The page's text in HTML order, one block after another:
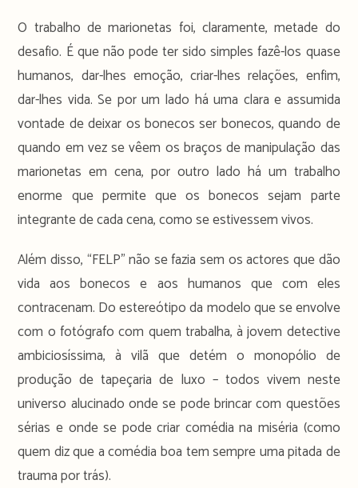
O trabalho de marionetas foi, claramente, metade do
desafio. É que não pode ter sido simples fazê-los quase
humanos, dar-lhes emoção, criar-lhes relações, enfim,
dar-lhes vida. Se por um lado há uma clara e assumida
vontade de deixar os bonecos ser bonecos, quando de
quando em vez se vêem os braços de manipulação das
marionetas em cena, por outro lado há um trabalho
enorme que permite que os bonecos sejam parte
integrante de cada cena, como se estivessem vivos.
Além disso, “FELP” não se fazia sem os actores que dão
vida aos bonecos e aos humanos que com eles
contracenam. Do estereótipo da modelo que se envolve
com o fotógrafo com quem trabalha, à jovem detective
ambiciosíssima, à vilã que detém o monopólio de
produção de tapeçaria de luxo – todos vivem neste
universo alucinado onde se pode brincar com questões
sérias e onde se pode criar comédia na miséria (como
quem diz que a comédia boa tem sempre uma pitada de
trauma por trás).